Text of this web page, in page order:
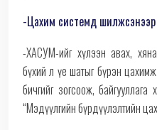
-Цахим системд шилжсэнээр
-ХАСУМ-ийг хүлээн авах,
бүхий л үе шатыг бүрэн
бичгийг зогсоож,
“Мэдүүлгийн бүрдүүлэлтийн